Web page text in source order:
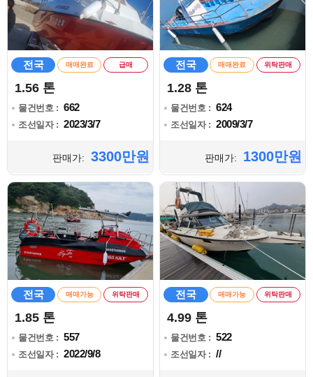
전국 매매완료 급매
1.56 톤
물건번호 : 662
조선일자 : 2023/3/7
판매가: 3300만원
전국 매매완료 위탁판매
1.28 톤
물건번호 : 624
조선일자 : 2009/3/7
판매가: 1300만원
전국 매매가능 위탁판매
1.85 톤
물건번호 : 557
조선일자 : 2022/9/8
전국 매매가능 위탁판매
4.99 톤
물건번호 : 522
조선일자 : //